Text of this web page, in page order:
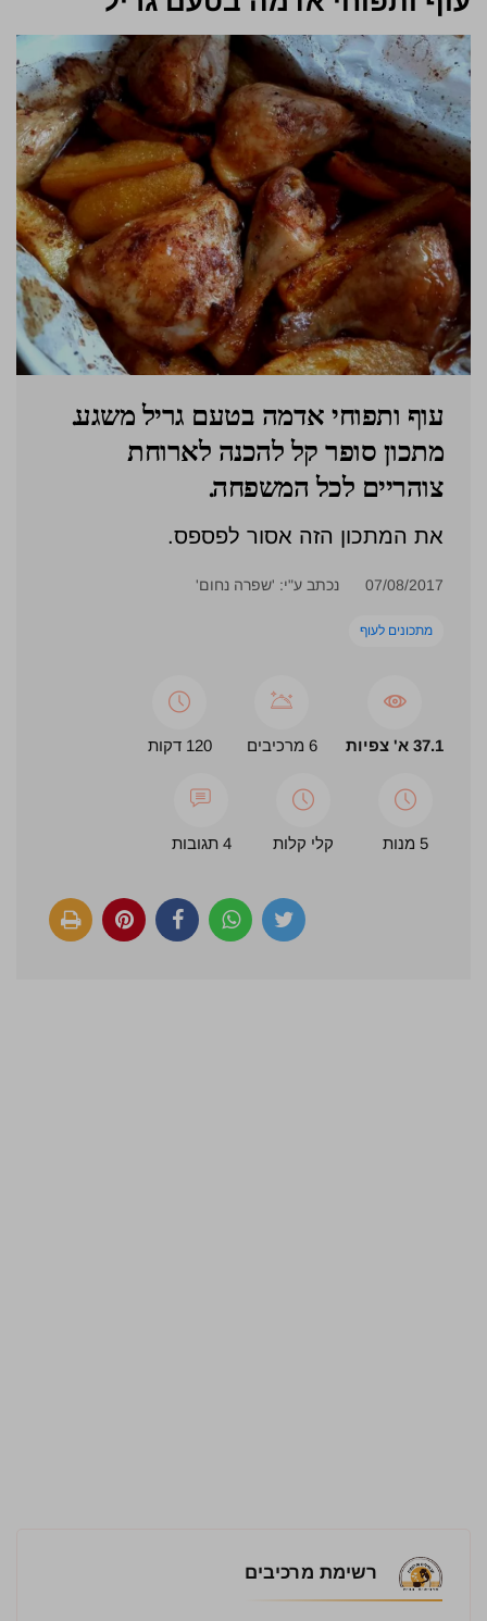
עוף ותפוחי אדמה בטעם גריל משגע.
מתכון סופר קל להכנה לארוחת
צוהריים לכל המשפחה.
את המתכון הזה אסור לפספס.
07/08/2017 נכתב ע"י: 'שפרה נחום'
מתכונים לעוף
37.1 א' צפיות 6 מרכיבים 120 דקות
5 מנות קלי קלות 4 תגובות
רשימת מרכיבים